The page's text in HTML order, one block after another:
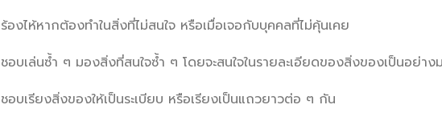
ร้องไห้หากต้องทำในสิ่งที่ไม่สนใจ หรือเมื่อเจอกับบุคคลที่ไม่คุ้นเคย
ชอบเล่นซ้ำ ๆ มองสิ่งที่สนใจซ้ำ ๆ โดยจะสนใจในรายละเอียดของสิ่งของเป็นอย่าง
ชอบเรียงสิ่งของให้เป็นระเบียบ หรือเรียงเป็นแถวยาวต่อ ๆ กัน